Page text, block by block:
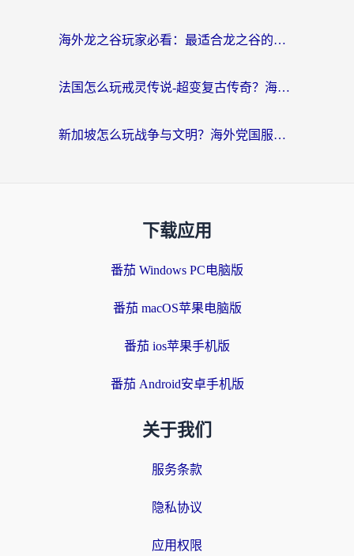
海外龙之谷玩家必看：最适合龙之谷的加速器，解决延迟卡顿还能畅玩幻书启示录和梦幻西游？
法国怎么玩戒灵传说-超变复古传奇？海外玩家国服游戏加速终极指南
新加坡怎么玩战争与文明？海外党国服游戏加速器终极避坑指南
下载应用
番茄 Windows PC电脑版
番茄 macOS苹果电脑版
番茄 ios苹果手机版
番茄 Android安卓手机版
关于我们
服务条款
隐私协议
应用权限